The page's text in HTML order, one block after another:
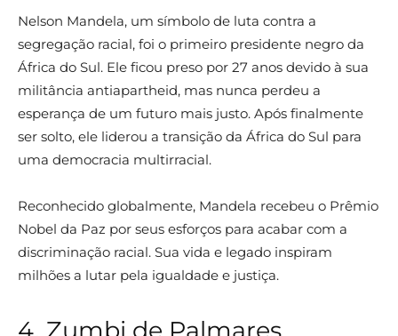
Nelson Mandela, um símbolo de luta contra a
segregação racial, foi o primeiro presidente negro da
África do Sul. Ele ficou preso por 27 anos devido à sua
militância antiapartheid, mas nunca perdeu a
esperança de um futuro mais justo. Após finalmente
ser solto, ele liderou a transição da África do Sul para
uma democracia multirracial.
Reconhecido globalmente, Mandela recebeu o Prêmio
Nobel da Paz por seus esforços para acabar com a
discriminação racial. Sua vida e legado inspiram
milhões a lutar pela igualdade e justiça.